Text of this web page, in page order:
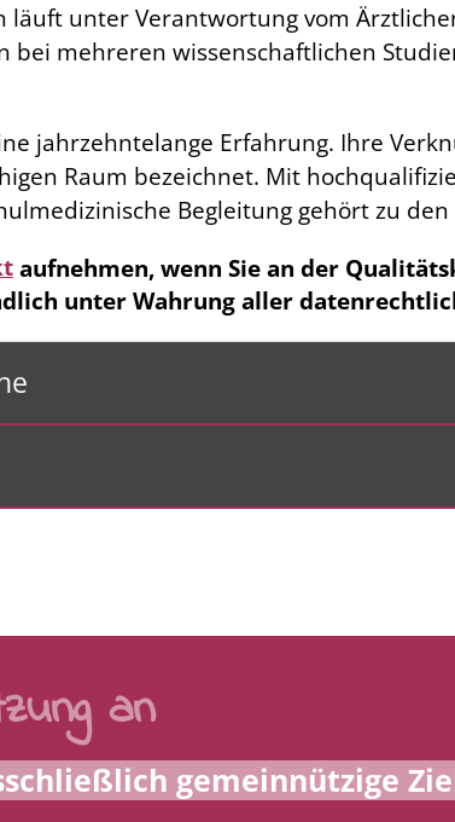
läuft unter Verantwortung vom
bei mehreren wissenschaftlichen
jahrzehntelange Erfahrung. Ihre
Raum bezeichnet. Mit
Begleitung gehört zu
aufnehmen, wenn Sie an der
unter Wahrung aller
an
gemeinnützige